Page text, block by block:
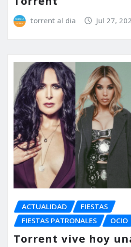
torrent al dia Jul 27,
ACTUALIDAD
FIESTAS
FIESTAS PATRONALES
OCIO
Torrent vive hoy